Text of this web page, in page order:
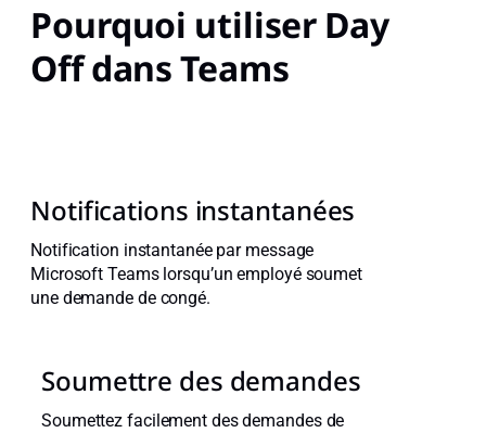
Pourquoi utiliser Day
Off dans Teams
Notifications instantanées
Notification instantanée par message
Microsoft Teams lorsqu’un employé soumet
une demande de congé.
Soumettre des demandes
Soumettez facilement des demandes de